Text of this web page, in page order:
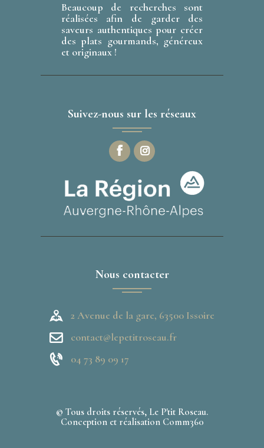
Beaucoup de recherches sont
réalisées afin de garder des
saveurs authentiques pour créer
des plats gourmands, généreux
et originaux !
Suivez-nous sur les réseaux
Nous contacter
2 Avenue de la gare, 63500 Issoire
contact@lepetitroseau.fr
04 73 89 09 17
© Tous droits réservés, Le P'tit Roseau.
Conception et réalisation Comm360